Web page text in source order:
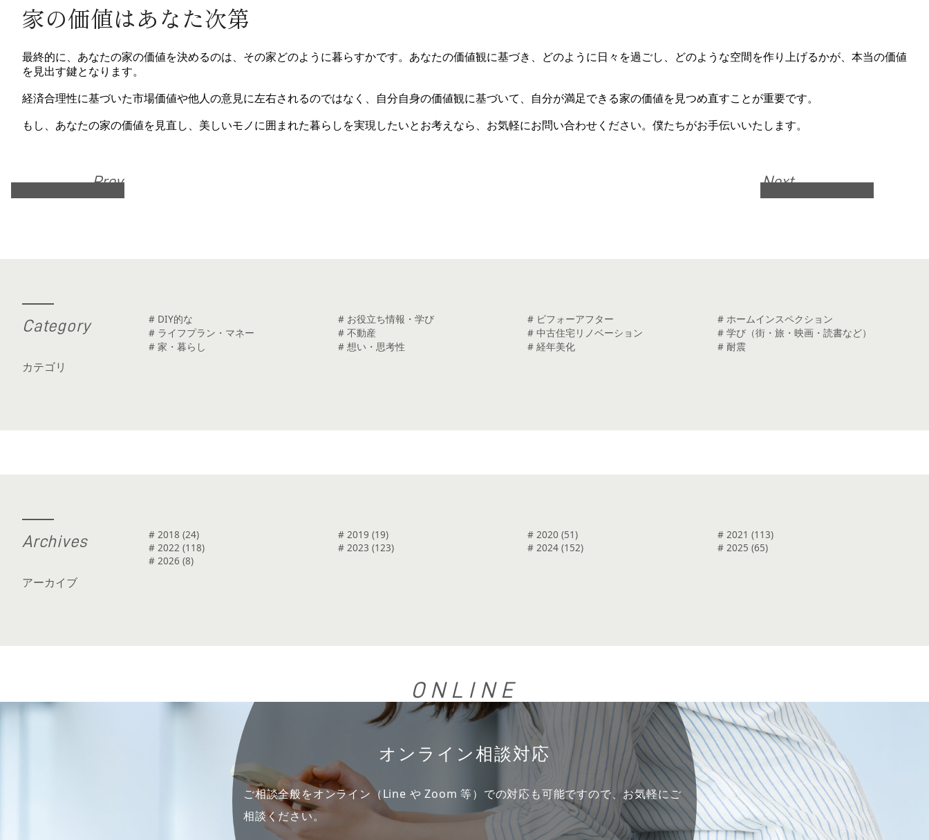
家の価値はあなた次第
最終的に、あなたの家の価値を決めるのは、その家どのように暮らすかです。あなたの価値観に基づき、どのように日々を過ごし、どのような空間を作り上げるかが、本当の価値
を見出す鍵となります。
経済合理性に基づいた市場価値や他人の意見に左右されるのではなく、自分自身の価値観に基づいて、自分が満足できる家の価値を見つめ直すことが重要です。
もし、あなたの家の価値を見直し、美しいモノに囲まれた暮らしを実現したいとお考えなら、お気軽にお問い合わせください。僕たちがお手伝いいたします。
Prev Next
Category
カテゴリ
# DIY的な # お役立ち情報・学び # ビフォーアフター
# ホームインスペクション
# ライフプラン・マネー
# 不動産 # 中古住宅リノベーション
# 学び（街・旅・映画・読書など）
# 家・暮らし
# 想い・思考性 # 経年美化 # 耐震
Archives
アーカイブ
# 2018 (24) # 2019 (19) # 2020 (51)
# 2021 (113)
# 2022 (118)
# 2023 (123) # 2024 (152)
# 2025 (65)
# 2026 (8)
ONLINE
オンライン相談対応
ご相談全般をオンライン（Line や Zoom 等）での対応も可能ですので、お気軽にご
相談ください。